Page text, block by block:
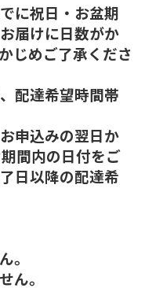
に祝日・お盆期
届けに日数がか
じめご了承くださ
配達希望時間帯
申込みの翌日か
間内の日付をご
日以降の配達希
。
ん。